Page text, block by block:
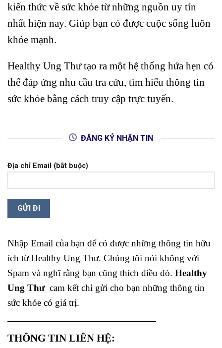
kiến thức về sức khỏe từ những nguồn uy tín
nhất hiện nay. Giúp bạn có được cuộc sống luôn
khỏe mạnh.
Healthy Ung Thư tạo ra một hệ thống hứa hẹn có
thể đáp ứng nhu cầu tra cứu, tìm hiểu thông tin
sức khỏe bằng cách truy cập trực tuyến.
ĐĂNG KÝ NHẬN TIN
Địa chỉ Email (bắt buộc)
Nhập Email của bạn để có được những thông tin hữu
ích từ Healthy Ung Thư. Chúng tôi nói không với
Spam và nghĩ rằng bạn cũng thích điều đó. Healthy
Ung Thư cam kết chỉ gửi cho bạn những thông tin
sức khỏe có giá trị.
THÔNG TIN LIÊN HỆ: